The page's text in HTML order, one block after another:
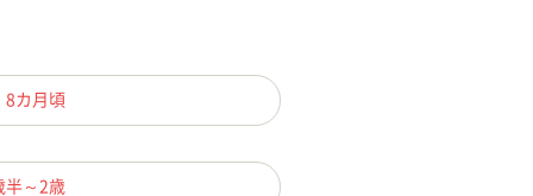
8カ月頃
半～2歳